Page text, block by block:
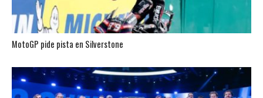
MotoGP pide pista en Silverstone